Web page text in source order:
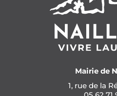
Mairie de
1, rue de la